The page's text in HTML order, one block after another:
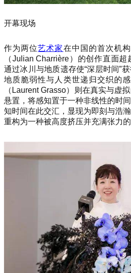
开幕现场
作为两位艺术家在中国的首次机
（Julian Charrière）的创作直面超
通过冰川与地质遗存使“深层时间”
地质脆弱性与人类世递归交织的
（Laurent Grasso）则在真实与虚
悬置，将感知置于一种非线性的时
知时间在此交汇，显现为即刻与浩
重构为一种被高度挤压并充满张力的